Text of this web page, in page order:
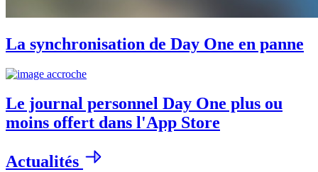
La synchronisation de Day One en panne
Le journal personnel Day One plus ou
moins offert dans l'App Store
Actualités